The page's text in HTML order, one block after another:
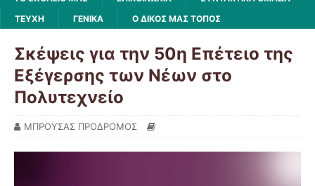
ΤΕΥΧΗ
ΓΕΝΙΚΑ Ο ΔΙΚΟΣ ΜΑΣ ΤΟΠΟΣ
Σκέψεις για την 50η Επέτειο της
Εξέγερσης των Νέων στο
Πολυτεχνείο
ΜΠΡΟΥΣΑΣ ΠΡΟΔΡΟΜΟΣ